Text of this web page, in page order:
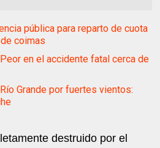
pública para reparto de cuota
coimas
en el accidente fatal cerca de
Grande por fuertes vientos:
destruido por el